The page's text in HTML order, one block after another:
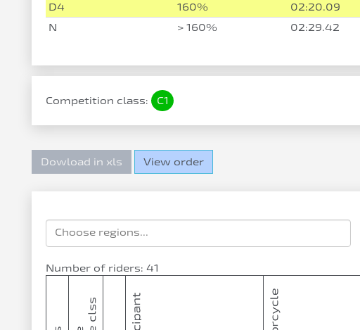
D4
160% 02:20.09
N
> 160% 02:29.42
Competition class: C1
Dowload in xls View order
Number of riders: 41